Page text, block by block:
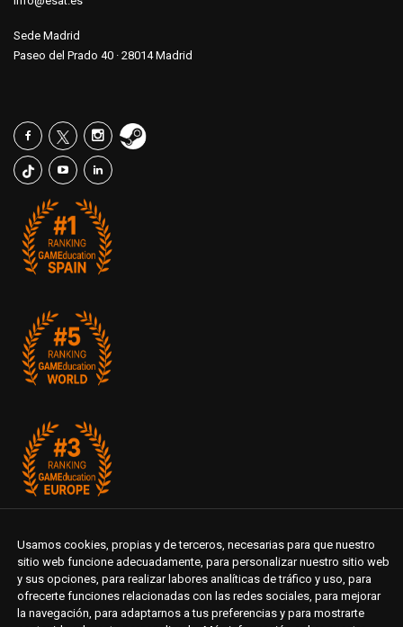
Sede Madrid
Paseo del Prado 40 · 28014 Madrid
Usamos cookies, propias y de terceros, necesarias para que nuestro
sitio web funcione adecuadamente, para personalizar nuestro sitio web
y sus opciones, para realizar labores analíticas de tráfico y uso, para
ofrecerte funciones relacionadas con las redes sociales, para mejorar
la navegación, para adaptarnos a tus preferencias y para mostrarte